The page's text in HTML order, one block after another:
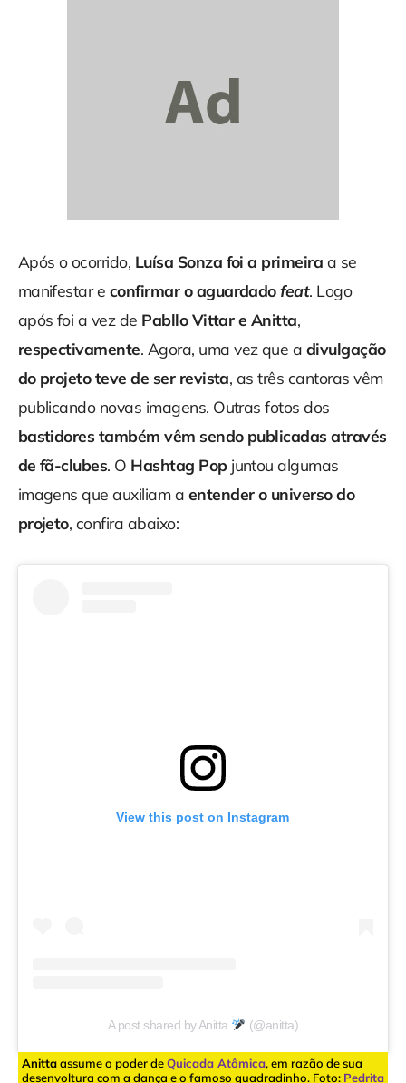
Após o ocorrido, Luísa Sonza foi a primeira a se
manifestar e confirmar o aguardadofeat. Logo
após foi a vez de Pabllo Vittar e Anitta,
respectivamente. Agora, uma vez que a divulgação
do projeto teve de ser revista, as três cantoras vêm
publicando novas imagens. Outras fotos dos
bastidores também vêm sendo publicadas através
de fã-clubes. O Hashtag Popjuntou algumas
imagens que auxiliam a entender o universo do
projeto, confira abaixo:
View this post on Instagram
A post shared by Anitta (@anitta)
Anittaassume o poder deQuicada Atômica, em razão de sua
desenvoltura com a dança e o famoso quadradinho. Foto: Pedrita